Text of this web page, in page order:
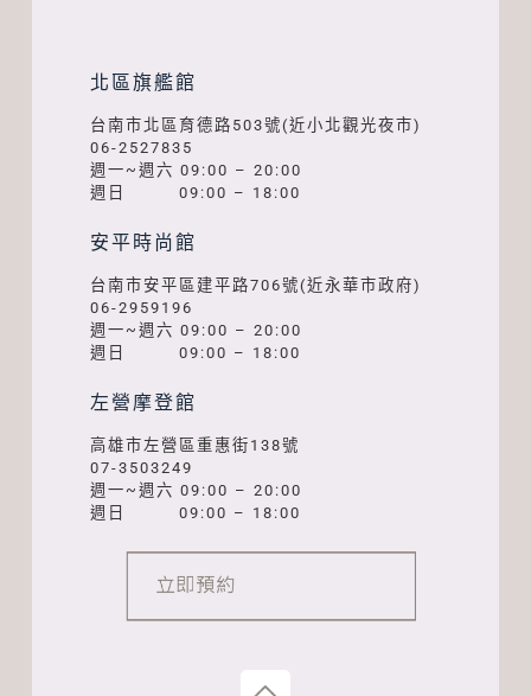
北區旗艦館
台南市北區育德路503號(近小北觀光夜市)
06-2527835
週一~週六 09:00 – 20:00
週日 09:00 – 18:00
安平時尚館
台南市安平區建平路706號(近永華市政府)
06-2959196
週一~週六 09:00 – 20:00
週日 09:00 – 18:00
左營摩登館
高雄市左營區重惠街138號
07-3503249
週一~週六 09:00 – 20:00
週日 09:00 – 18:00